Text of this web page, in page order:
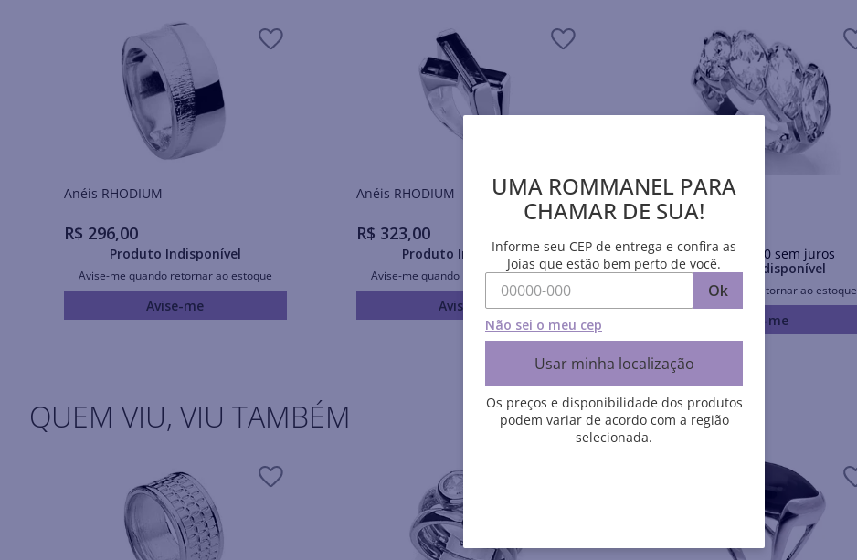
Anéis RHODIUM
R$ 296,00
Produto Indisponível
Avise-me quando retornar ao estoque
Avise-me
Anéis RHODIUM
R$ 323,00
Produto Indisponível
Avise-me quando retornar ao estoque
Avise-me
Anéis RHODIUM
Em até10x R$ 70sem juros
Produto Indisponível
Avise-me quando retornar ao estoque
Avise-me
QUEM VIU, VIU TAMBÉM
UMA ROMMANEL PARA
CHAMAR DE SUA!
Informe seu CEP de entrega e confira as
Joias que estão bem perto de você.
Ok
Não sei o meu cep
Usar minha localização
Os preços e disponibilidade dos produtos
podem variar de acordo com a região
selecionada.